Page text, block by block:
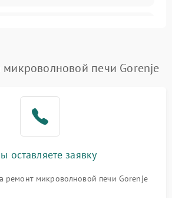
Подробнее →
2200 ₽
печи Gorenje
оставляете заявку
ремонт микроволновой печи Gorenje